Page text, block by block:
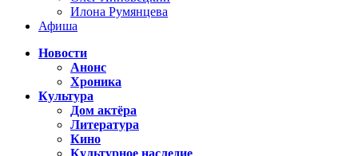
Илона Румянцева
Афиша
Новости
Анонс
Хроника
Культура
Дом актёра
Литература
Кино